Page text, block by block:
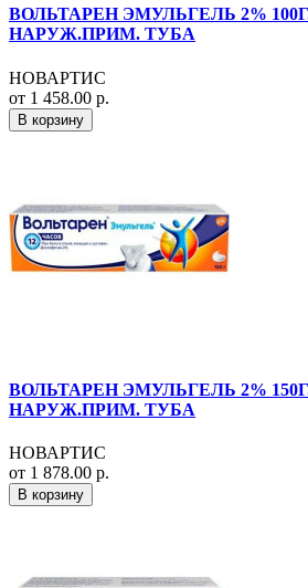
ВОЛЬТАРЕН ЭМУЛЬГЕЛЬ 2%
НАРУЖ.ПРИМ. ТУБА
НОВАРТИС
от 1 458.00 р.
В корзину
ВОЛЬТАРЕН ЭМУЛЬГЕЛЬ 2%
НАРУЖ.ПРИМ. ТУБА
НОВАРТИС
от 1 878.00 р.
В корзину